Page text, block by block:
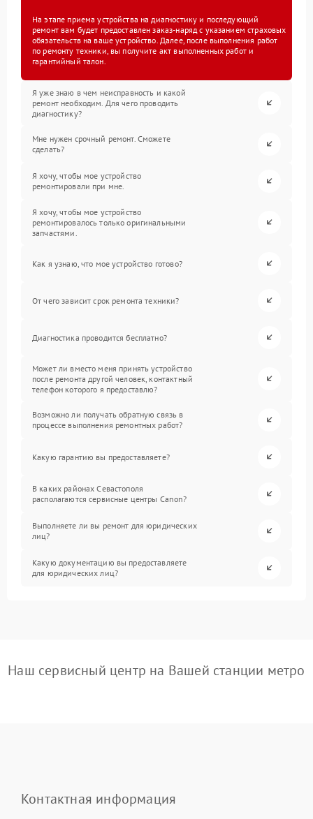
На этапе приема устройства на диагностику и последующий
ремонт вам будет предоставлен заказ-наряд с указанием страховых
обязательств на ваше устройство. Далее, после выполнения работ
по ремонту техники, вы получите акт выполненных работ и
гарантийный талон.
Я уже знаю в чем неисправность и какой
ремонт необходим. Для чего проводить
диагностику?
Мне нужен срочный ремонт. Сможете
сделать?
Я хочу, чтобы мое устройство
ремонтировали при мне.
Я хочу, чтобы мое устройство
ремонтировалось только оригинальными
запчастями.
Как я узнаю, что мое устройство готово?
От чего зависит срок ремонта техники?
Диагностика проводится бесплатно?
Может ли вместо меня принять устройство
после ремонта другой человек, контактный
телефон которого я предоставлю?
Возможно ли получать обратную связь в
процессе выполнения ремонтных работ?
Какую гарантию вы предоставляете?
В каких районах Севастополя
располагаются сервисные центры Canon?
Выполняете ли вы ремонт для юридических
лиц?
Какую документацию вы предоставляете
для юридических лиц?
Наш сервисный центр на Вашей станции метро
Контактная информация